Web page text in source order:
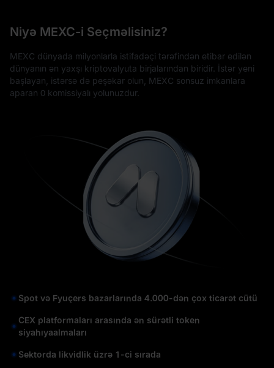
Niyə MEXC-i Seçməlisiniz?
MEXC dünyada milyonlarla istifadəçi tərəfindən etibar edilən
dünyanın ən yaxşı kriptovalyuta birjalarından biridir. İstər yeni
başlayan, istərsə də peşəkar olun, MEXC sonsuz imkanlara
aparan 0 komissiyalı yolunuzdur.
Spot və Fyuçers bazarlarında 4.000-dən çox ticarət cütü
CEX platformaları arasında ən sürətli token
siyahıyaalmaları
Sektorda likvidlik üzrə 1-ci sırada